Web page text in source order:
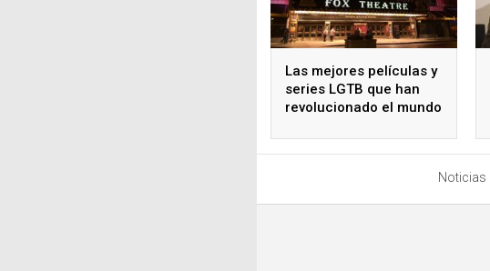
Las mejores películas y
series LGTB que han
revolucionado el mundo
Noticias